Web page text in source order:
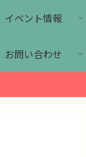
イベント情報
お問い合わせ